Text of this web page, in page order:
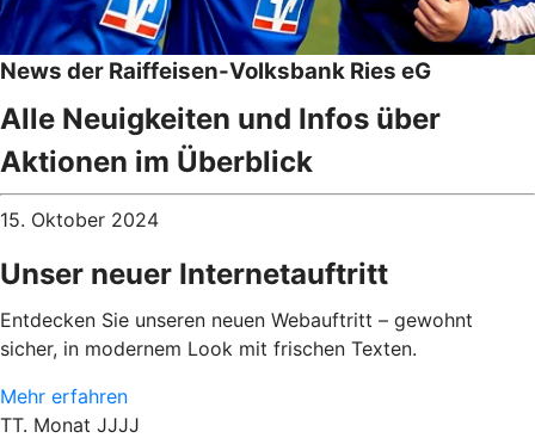
News der Raiffeisen-Volksbank Ries eG
Alle Neuigkeiten und Infos über
Aktionen im Überblick
15. Oktober 2024
Unser neuer Internetauftritt
Entdecken Sie unseren neuen Webauftritt – gewohnt
sicher, in modernem Look mit frischen Texten.
Mehr erfahren
TT. Monat JJJJ